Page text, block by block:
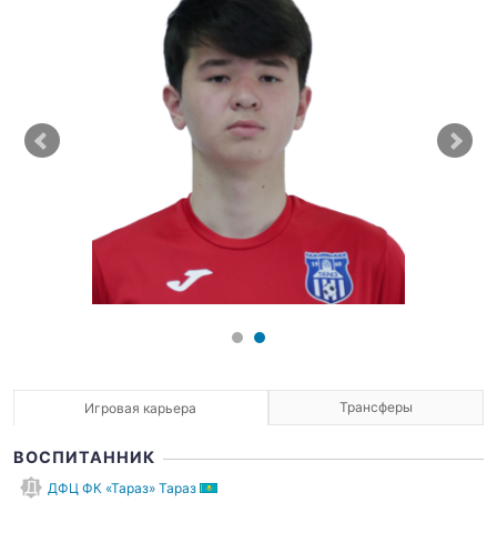
Игровая карьера Трансферы
ВОСПИТАННИК
ДФЦ ФК «Тараз» Тараз